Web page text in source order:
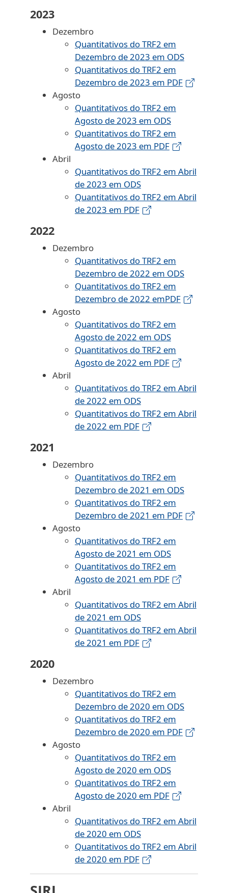
2023
Dezembro
Quantitativos do TRF2 em
Dezembro de 2023 em ODS
Quantitativos do TRF2 em
Dezembro de 2023 em PDF
Agosto
Quantitativos do TRF2 em
Agosto de 2023 em ODS
Quantitativos do TRF2 em
Agosto de 2023 em PDF
Abril
Quantitativos do TRF2 em Abril
de 2023 em ODS
Quantitativos do TRF2 em Abril
de 2023 em PDF
2022
Dezembro
Quantitativos do TRF2 em
Dezembro de 2022 em ODS
Quantitativos do TRF2 em
Dezembro de 2022 emPDF
Agosto
Quantitativos do TRF2 em
Agosto de 2022 em ODS
Quantitativos do TRF2 em
Agosto de 2022 em PDF
Abril
Quantitativos do TRF2 em Abril
de 2022 em ODS
Quantitativos do TRF2 em Abril
de 2022 em PDF
2021
Dezembro
Quantitativos do TRF2 em
Dezembro de 2021 em ODS
Quantitativos do TRF2 em
Dezembro de 2021 em PDF
Agosto
Quantitativos do TRF2 em
Agosto de 2021 em ODS
Quantitativos do TRF2 em
Agosto de 2021 em PDF
Abril
Quantitativos do TRF2 em Abril
de 2021 em ODS
Quantitativos do TRF2 em Abril
de 2021 em PDF
2020
Dezembro
Quantitativos do TRF2 em
Dezembro de 2020 em ODS
Quantitativos do TRF2 em
Dezembro de 2020 em PDF
Agosto
Quantitativos do TRF2 em
Agosto de 2020 em ODS
Quantitativos do TRF2 em
Agosto de 2020 em PDF
Abril
Quantitativos do TRF2 em Abril
de 2020 em ODS
Quantitativos do TRF2 em Abril
de 2020 em PDF